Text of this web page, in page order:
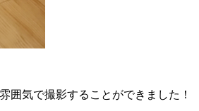
囲気で撮影することができました！